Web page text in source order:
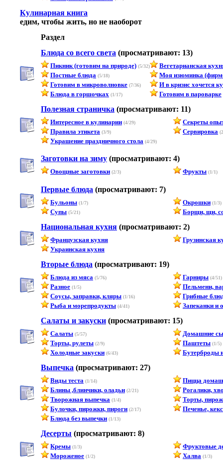
Кулинарная книга
едим, чтобы жить, но не наоборот
Раздел
Блюда со всего света (просматривают: 13)
Пикник (готовим на природе) (5/32)
Вегетарианская
Постные блюда (5/18)
Моя изюминка
Готовим в микроволновке (7/36)
И в кризис хочется
Блюда в горшочках (1/17) Готовим в пароварке
Полезная страничка (просматривают: 11)
Интересное в кулинарии (4/29)
Секреты
Правила этикета (3/9) Сервировка
Украшение праздничного стола (4/29)
Заготовки на зиму (просматривают: 4)
Овощные заготовки (2/3) Фрукты (1/1)
Первые блюда (просматривают: 7)
Бульоны (1/7) Окрошки (1/3)
Супы (5/21) Борщи, щи,
Национальная кухня (просматривают: 2)
Французская кухня
Грузинская
Украинская кухня
Вторые блюда (просматривают: 19)
Блюда из мяса (5/76) Гарниры (4/51)
Разное (1/5)
Пельмени,
Соусы, заправки, кляры (1/16)
Грибные
Рыба и морепродукты (4/41) Запеканки и
Салаты и закуски (просматривают: 15)
Салаты (5/57)
Домашние
Торты, рулеты (2/9) Паштеты (1/5)
Холодные закуски (6/43) Бутерброды
Выпечка (просматривают: 27)
Виды теста (1/14)
Пицца
Блины ,блинчики, оладьи (2/21)
Рогалики,
Творожная выпечка (1/4)
Торты,
Булочки, пирожки, пироги (2/17)
Печенье,
Блюда без выпечки (1/13)
Десерты (просматривают: 8)
Кремы (1/3)
Фруктовые
Мороженое (1/2) Халва (1/3)